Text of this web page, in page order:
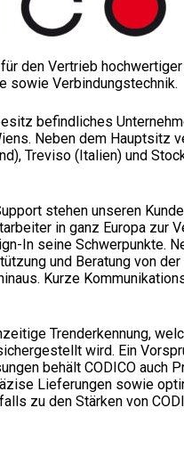
den Vertrieb
sowie Verbindungstechnik.
befindliches
Neben dem Hauptsitz
Treviso (Italien) und
stehen unseren
in ganz Europa zur
In seine Schwerpunkte.
und Beratung von
Kurze
Trenderkennung,
wird. Ein
behält CODICO auch
Lieferungen sowie
zu den Stärken von